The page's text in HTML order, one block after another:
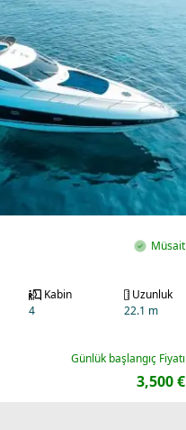
Müsait
Günlük başlangıç Fiyatı
3,500 €
Kabin
4
Uzunluk
22.1 m